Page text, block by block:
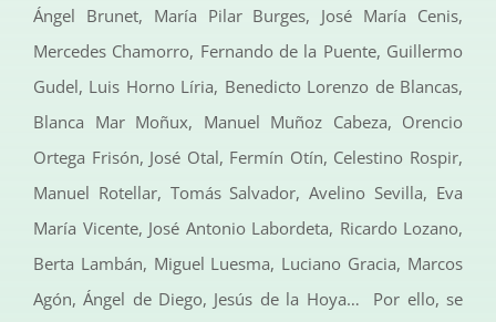
Ángel Brunet, María Pilar Burges, José María Cenis,
Mercedes Chamorro, Fernando de la Puente, Guillermo
Gudel, Luis Horno Líria, Benedicto Lorenzo de Blancas,
Blanca Mar Moñux, Manuel Muñoz Cabeza, Orencio
Ortega Frisón, José Otal, Fermín Otín, Celestino Rospir,
Manuel Rotellar, Tomás Salvador, Avelino Sevilla, Eva
María Vicente, José Antonio Labordeta, Ricardo Lozano,
Berta Lambán, Miguel Luesma, Luciano Gracia, Marcos
Agón, Ángel de Diego, Jesús de la Hoya… Por ello, se